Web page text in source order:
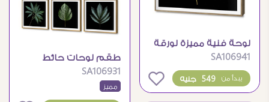
لوحة فنية مميزة لورقة
شجر استوائية
SA106941
549 جنيه يبدأ من
طقم لوحات حائط
مودرن لأوراق شجر
SA106931
مميز